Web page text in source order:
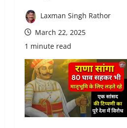
Laxman Singh Rathor
March 22, 2025
1 minute read